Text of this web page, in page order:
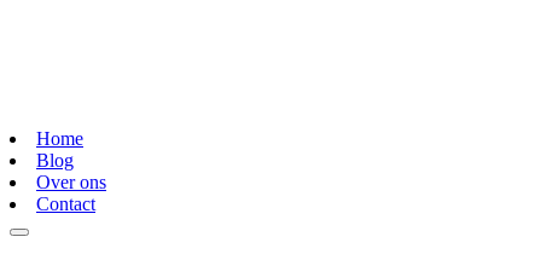
Home
Blog
Over ons
Contact